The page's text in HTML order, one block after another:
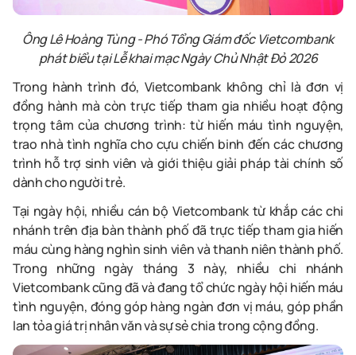
Ông Lê Hoàng Tùng - Phó Tổng Giám đốc Vietcombank
phát biểu tại Lễ khai mạc Ngày Chủ Nhật Đỏ 2026
Trong hành trình đó, Vietcombank không chỉ là đơn vị
đồng hành mà còn trực tiếp tham gia nhiều hoạt động
trọng tâm của chương trình: từ hiến máu tình nguyện,
trao nhà tình nghĩa cho cựu chiến binh đến các chương
trình hỗ trợ sinh viên và giới thiệu giải pháp tài chính số
dành cho người trẻ.
Tại ngày hội, nhiều cán bộ Vietcombanktừ khắp các chi
nhánh trên địa bàn thành phố đã trực tiếp tham gia hiến
máu cùng hàng nghìn sinh viên và thanh niên thành phố.
Trong những ngày tháng 3 này, nhiều chi nhánh
Vietcombank cũng đã và đang tổ chức ngày hội hiến máu
tình nguyện, đóng góp hàng ngàn đơn vị máu, góp phần
lan tỏa giá trị nhân văn và sự sẻ chia trong cộng đồng.